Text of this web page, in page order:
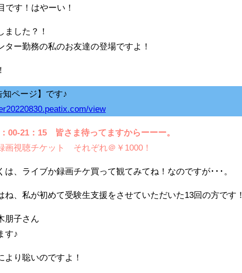
です！はやーい！
ました？！
ター勤務の私のお友達の登場ですよ！
知ページ】です♪
view
00-21：15 皆さま待ってますからーーー。
画視聴チケット それぞれ＠￥1000！
は、ライブか録画チケ買って観てみてね！なのですが･･･。
ね、私が初めて受験生支援をさせていただいた13回の方です！
朋子さん
す♪
より聡いのですよ！